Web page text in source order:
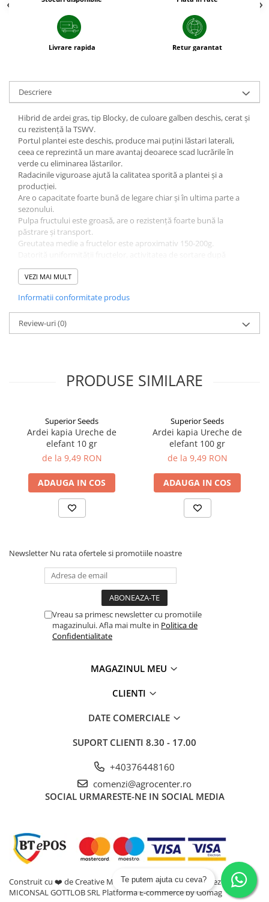
Livrare rapida Retur garantat
Descriere
Hibrid de ardei gras, tip Blocky, de culoare galben deschis, cerat și
cu rezistență la TSWV.
Portul plantei este deschis, produce mai puțini lăstari laterali,
ceea ce reprezintă un mare avantaj deoarece scad lucrările în
verde cu eliminarea lăstarilor.
Radacinile viguroase ajută la calitatea sporită a plantei și a
producției.
Are o capacitate foarte bună de legare chiar și în ultima parte a
sezonului.
Pulpa fructului este groasă, are o rezistență foarte bună la
păstrare și transport.
Greutatea medie a fructelor este aproximativ 150-200g.
recoltare se reduce foarte mult.
Rezistență ridicată la:
Rezistență intermediară la:
TSWV - virusul petelor de bronz
VEZI MAI MULT
Informatii conformitate produs
Review-uri(0)
PRODUSE SIMILARE
Superior Seeds
Ardei kapia Ureche de
elefant 10 gr
de la 9,49 RON
ADAUGA IN COS
Superior Seeds
Ardei kapia Ureche de
elefant 100 gr
de la 9,49 RON
ADAUGA IN COS
Newsletter Nu rata ofertele si promotiile noastre
Vreau sa primesc newsletter cu promotiile
magazinului. Afla mai multe in Politica de
Confidentialitate
MAGAZINUL MEU
CLIENTI
DATE COMERCIALE
SUPORT CLIENTI 8.30 - 17.00
+40376448160
comenzi@agrocenter.ro
SOCIAL URMARESTE-NE IN SOCIAL MEDIA
Construit cu ❤️ de Creative Marketing | Toate drepturile rezervate -
MICONSAL GOTTLOB SRL Platforma E-commerce by Gomag
Te putem ajuta cu ceva?